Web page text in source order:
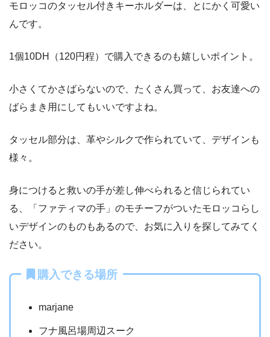
モロッコのタッセル付きキーホルダーは、とにかく可愛い
んです。
1個10DH（120円程）で購入できるのも嬉しいポイント。
小さくてかさばらないので、たくさん買って、お友達への
ばらまき用にしてもいいですよね。
タッセル部分は、革やシルクで作られていて、デザインも
様々。
身につけると救いの手が差し伸べられると信じられてい
る、「ファティマの手」のモチーフがついたモロッコらし
いデザインのものもあるので、お気に入りを探してみてく
ださい。
購入できる場所
marjane
フナ風呂場周辺スーク